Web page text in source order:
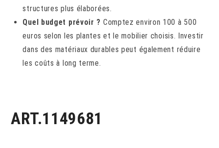
structures plus élaborées.
Quel budget prévoir ? Comptez environ 100 à 500
euros selon les plantes et le mobilier choisis. Investir
dans des matériaux durables peut également réduire
les coûts à long terme.
ART.1149681